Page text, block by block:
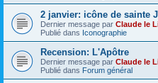
2 janvier: icône de sainte
Dernier message par Claude le
Publié dans Iconographie
Recension: L'Apôtre
Dernier message par Claude le
Publié dans Forum général